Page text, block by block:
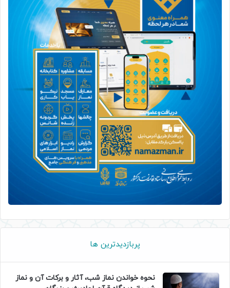
پربازدیدترین ها
نحوه خواندن نماز شب، آثار و برکات آن و نماز